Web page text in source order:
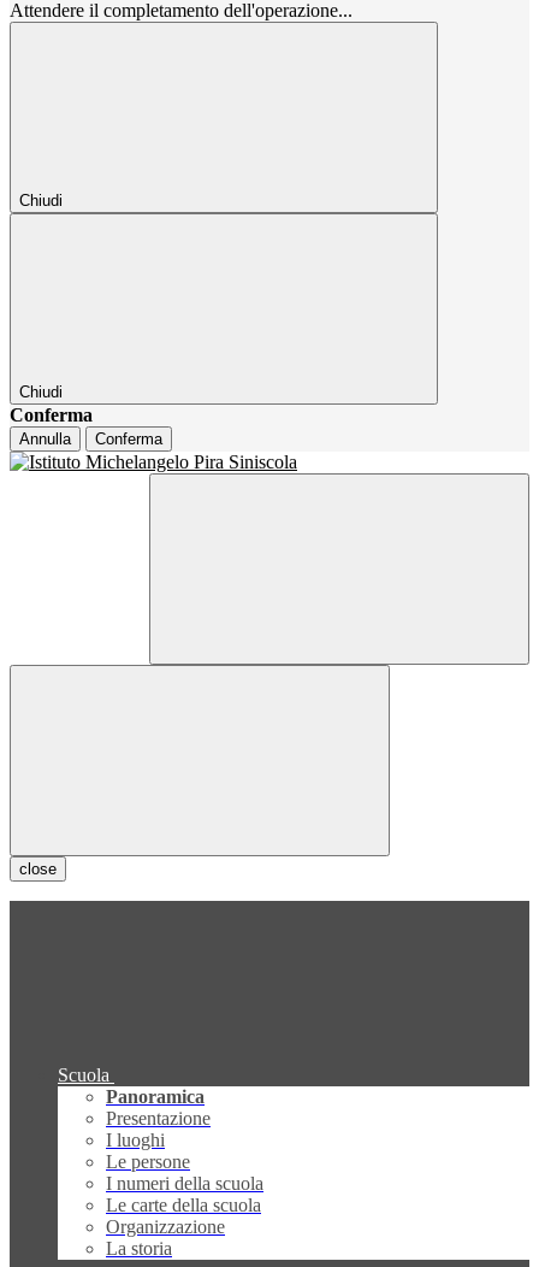
Attendere il completamento dell'operazione...
Chiudi
Chiudi
Conferma
Annulla Conferma
close
Scuola
Panoramica
Presentazione
I luoghi
Le persone
I numeri della scuola
Le carte della scuola
Organizzazione
La storia